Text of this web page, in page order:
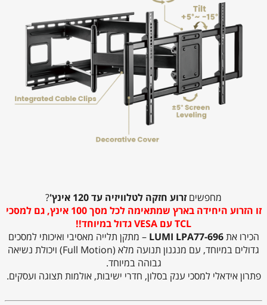
מחפשיםזרוע חזקה לטלוויזיה עד 120 אינץ'
?
זו הזרוע היחידה בארץ שמתאימה לכל מסך 100 אינץ, גם למסכי
TCL עם VESA גדול במיוחד!!
הכירו אתLUMI LPA77-696 – מתקן תלייה מאסיבי ואיכותי למסכים
גדולים במיוחד, עם מנגנון תנועה מלא (Full Motion) ויכולת נשיאה
גבוהה במיוחד.
פתרון אידאלי למסכי ענק בסלון, חדרי ישיבות, אולמות תצוגה ועסקים.